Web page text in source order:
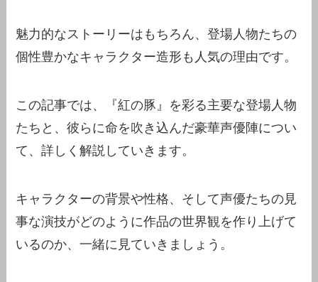
魅力的なストーリーはもちろん、登場人物たちの
個性豊かなキャラクター造形も人気の理由です。
この記事では、『紅の豚』を彩る主要な登場人物
たちと、彼らに命を吹き込んだ豪華声優陣につい
て、詳しく解説していきます。
キャラクターの背景や性格、そして声優たちの見
事な演技がどのように作品の世界観を作り上げて
いるのか、一緒に見ていきましょう。